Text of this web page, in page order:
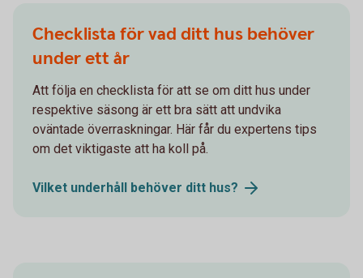
Checklista för vad ditt hus behöver
under ett år
Att följa en checklista för att se om ditt hus under
respektive säsong är ett bra sätt att undvika
oväntade överraskningar. Här får du expertens tips
om det viktigaste att ha koll på.
Vilket underhåll behöver ditt hus?